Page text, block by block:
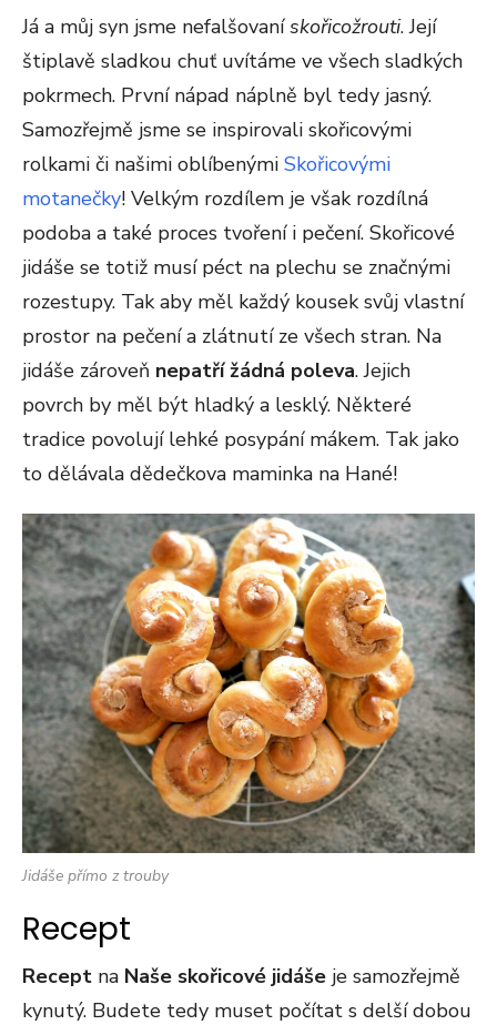
Já a můj syn jsme nefalšovanískořicožrouti. Její
štiplavě sladkou chuť uvítáme ve všech sladkých
pokrmech. První nápad náplně byl tedy jasný.
Samozřejmě jsme se inspirovali skořicovými
rolkami či našimi oblíbenými Skořicovými
motanečky! Velkým rozdílem je však rozdílná
podoba a také proces tvoření i pečení. Skořicové
jidáše se totiž musí péct na plechu se značnými
rozestupy. Tak aby měl každý kousek svůj vlastní
prostor na pečení a zlátnutí ze všech stran. Na
jidáše zároveň nepatří žádná poleva. Jejich
povrch by měl být hladký a lesklý. Některé
tradice povolují lehké posypání mákem. Tak jako
to dělávala dědečkova maminka na Hané!
Jidáše přímo z trouby
Recept
Recept na Naše skořicové jidáše je samozřejmě
kynutý. Budete tedy muset počítat s delší dobou